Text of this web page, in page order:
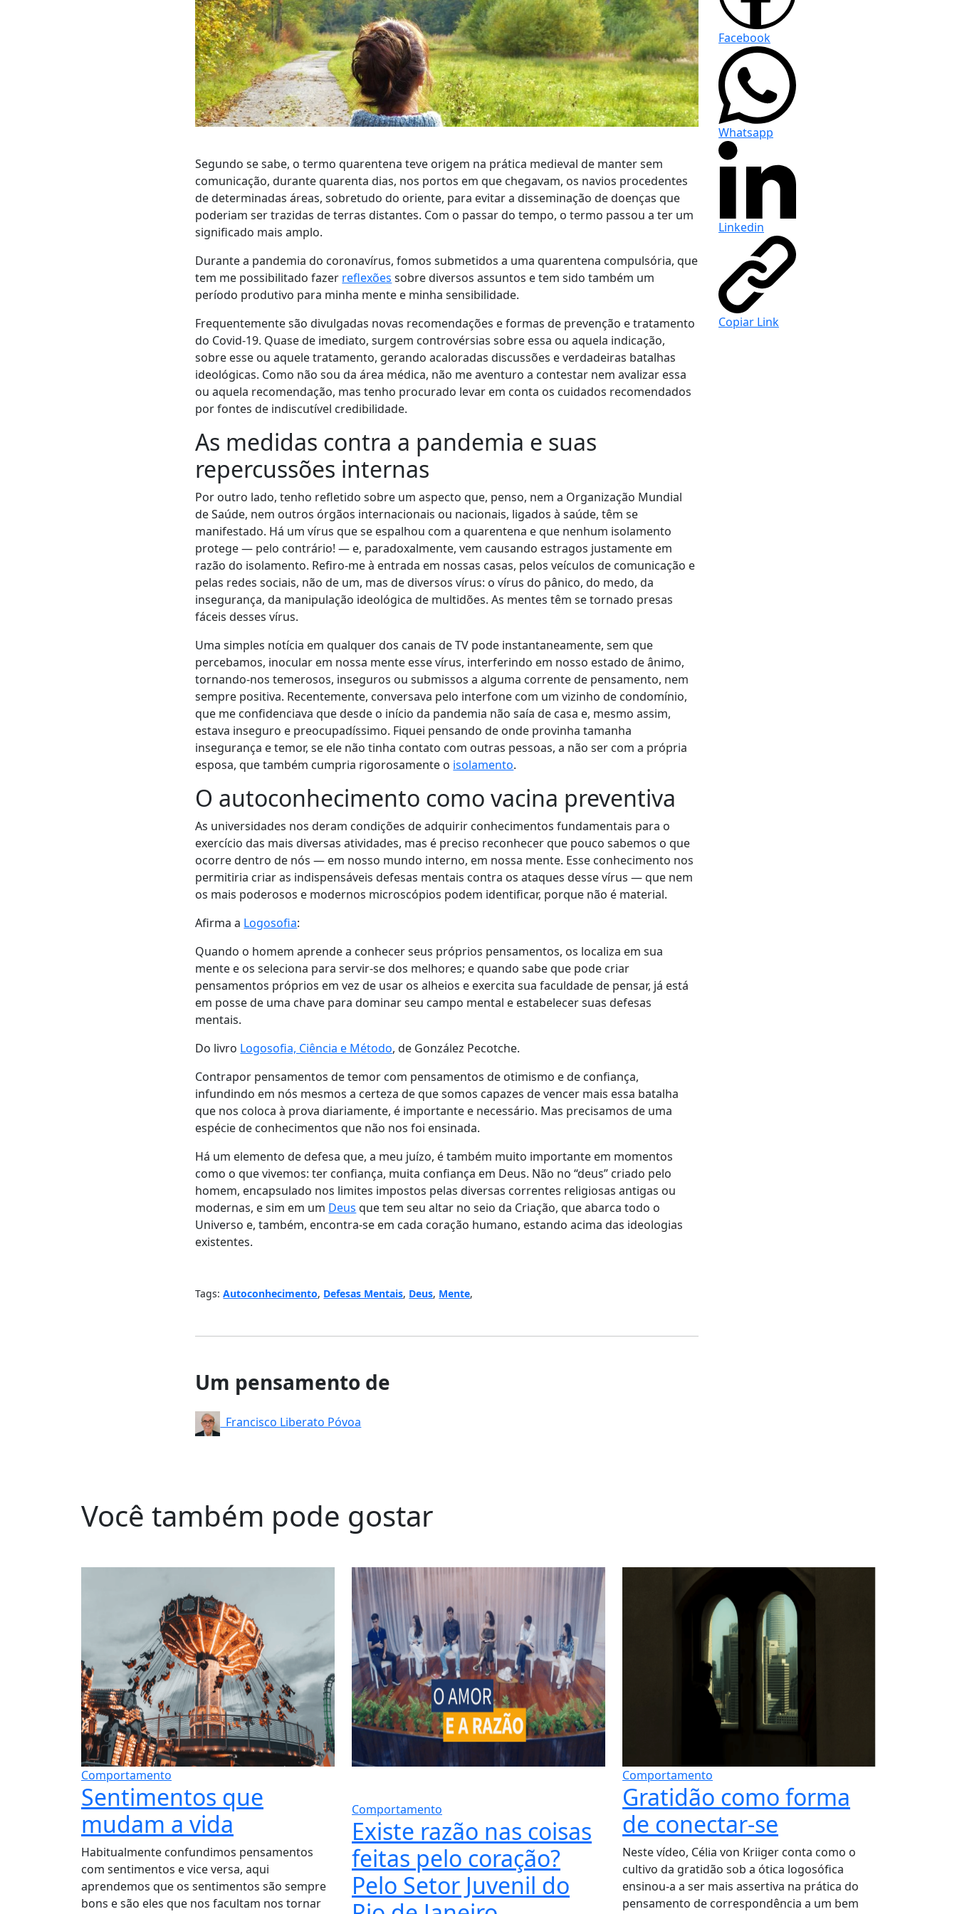
Facebook
Whatsapp
Linkedin
Copiar Link
Segundo se sabe, o termo quarentena teve origem na prática medieval de manter sem
comunicação, durante quarenta dias, nos portos em que chegavam, os navios procedentes
de determinadas áreas, sobretudo do oriente, para evitar a disseminação de doenças que
poderiam ser trazidas de terras distantes. Com o passar do tempo, o termo passou a ter um
significado mais amplo.
Durante a pandemia do coronavírus, fomos submetidos a uma quarentena compulsória, que
tem me possibilitado fazer reflexões sobre diversos assuntos e tem sido também um
período produtivo para minha mente e minha sensibilidade.
Frequentemente são divulgadas novas recomendações e formas de prevenção e tratamento
do Covid-19. Quase de imediato, surgem controvérsias sobre essa ou aquela indicação,
sobre esse ou aquele tratamento, gerando acaloradas discussões e verdadeiras batalhas
ideológicas. Como não sou da área médica, não me aventuro a contestar nem avalizar essa
ou aquela recomendação, mas tenho procurado levar em conta os cuidados recomendados
por fontes de indiscutível credibilidade.
As medidas contra a pandemia e suas
repercussões internas
Por outro lado, tenho refletido sobre um aspecto que, penso, nem a Organização Mundial
de Saúde, nem outros órgãos internacionais ou nacionais, ligados à saúde, têm se
manifestado. Há um vírus que se espalhou com a quarentena e que nenhum isolamento
protege — pelo contrário! — e, paradoxalmente, vem causando estragos justamente em
razão do isolamento. Refiro-me à entrada em nossas casas, pelos veículos de comunicação e
pelas redes sociais, não de um, mas de diversos vírus: o vírus do pânico, do medo, da
insegurança, da manipulação ideológica de multidões. As mentes têm se tornado presas
fáceis desses vírus.
Uma simples notícia em qualquer dos canais de TV pode instantaneamente, sem que
percebamos, inocular em nossa mente esse vírus, interferindo em nosso estado de ânimo,
tornando-nos temerosos, inseguros ou submissos a alguma corrente de pensamento, nem
sempre positiva. Recentemente, conversava pelo interfone com um vizinho de condomínio,
que me confidenciava que desde o início da pandemia não saía de casa e, mesmo assim,
estava inseguro e preocupadíssimo. Fiquei pensando de onde provinha tamanha
insegurança e temor, se ele não tinha contato com outras pessoas, a não ser com a própria
esposa, que também cumpria rigorosamente o isolamento.
O autoconhecimento como vacina preventiva
As universidades nos deram condições de adquirir conhecimentos fundamentais para o
exercício das mais diversas atividades, mas é preciso reconhecer que pouco sabemos o que
ocorre dentro de nós — em nosso mundo interno, em nossa mente. Esse conhecimento nos
permitiria criar as indispensáveis defesas mentais contra os ataques desse vírus — que nem
os mais poderosos e modernos microscópios podem identificar, porque não é material.
Afirma a Logosofia:
Quando o homem aprende a conhecer seus próprios pensamentos, os localiza em sua
mente e os seleciona para servir-se dos melhores; e quando sabe que pode criar
pensamentos próprios em vez de usar os alheios e exercita sua faculdade de pensar, já está
em posse de uma chave para dominar seu campo mental e estabelecer suas defesas
mentais.
Do livro Logosofia, Ciência e Método, de González Pecotche.
Contrapor pensamentos de temor com pensamentos de otimismo e de confiança,
infundindo em nós mesmos a certeza de que somos capazes de vencer mais essa batalha
que nos coloca à prova diariamente, é importante e necessário. Mas precisamos de uma
espécie de conhecimentos que não nos foi ensinada.
Há um elemento de defesa que, a meu juízo, é também muito importante em momentos
como o que vivemos: ter confiança, muita confiança em Deus. Não no “deus” criado pelo
homem, encapsulado nos limites impostos pelas diversas correntes religiosas antigas ou
modernas, e sim em um Deus que tem seu altar no seio da Criação, que abarca todo o
Universo e, também, encontra-se em cada coração humano, estando acima das ideologias
existentes.
Tags:Autoconhecimento, Defesas Mentais, Deus, Mente,
Um pensamento de
Francisco Liberato Póvoa
Você também pode gostar
Comportamento
Sentimentos que
mudam a vida
Habitualmente confundimos pensamentos
com sentimentos e vice versa, aqui
aprendemos que os sentimentos são sempre
bons e são eles que nos facultam nos tornar
Comportamento
Existe razão nas coisas
feitas pelo coração?
Pelo Setor Juvenil do
Comportamento
Gratidão como forma
de conectar-se
Neste vídeo, Célia von Kriiger conta como o
cultivo da gratidão sob a ótica logosófica
ensinou-a a ser mais assertiva na prática do
pensamento de correspondência a um bem